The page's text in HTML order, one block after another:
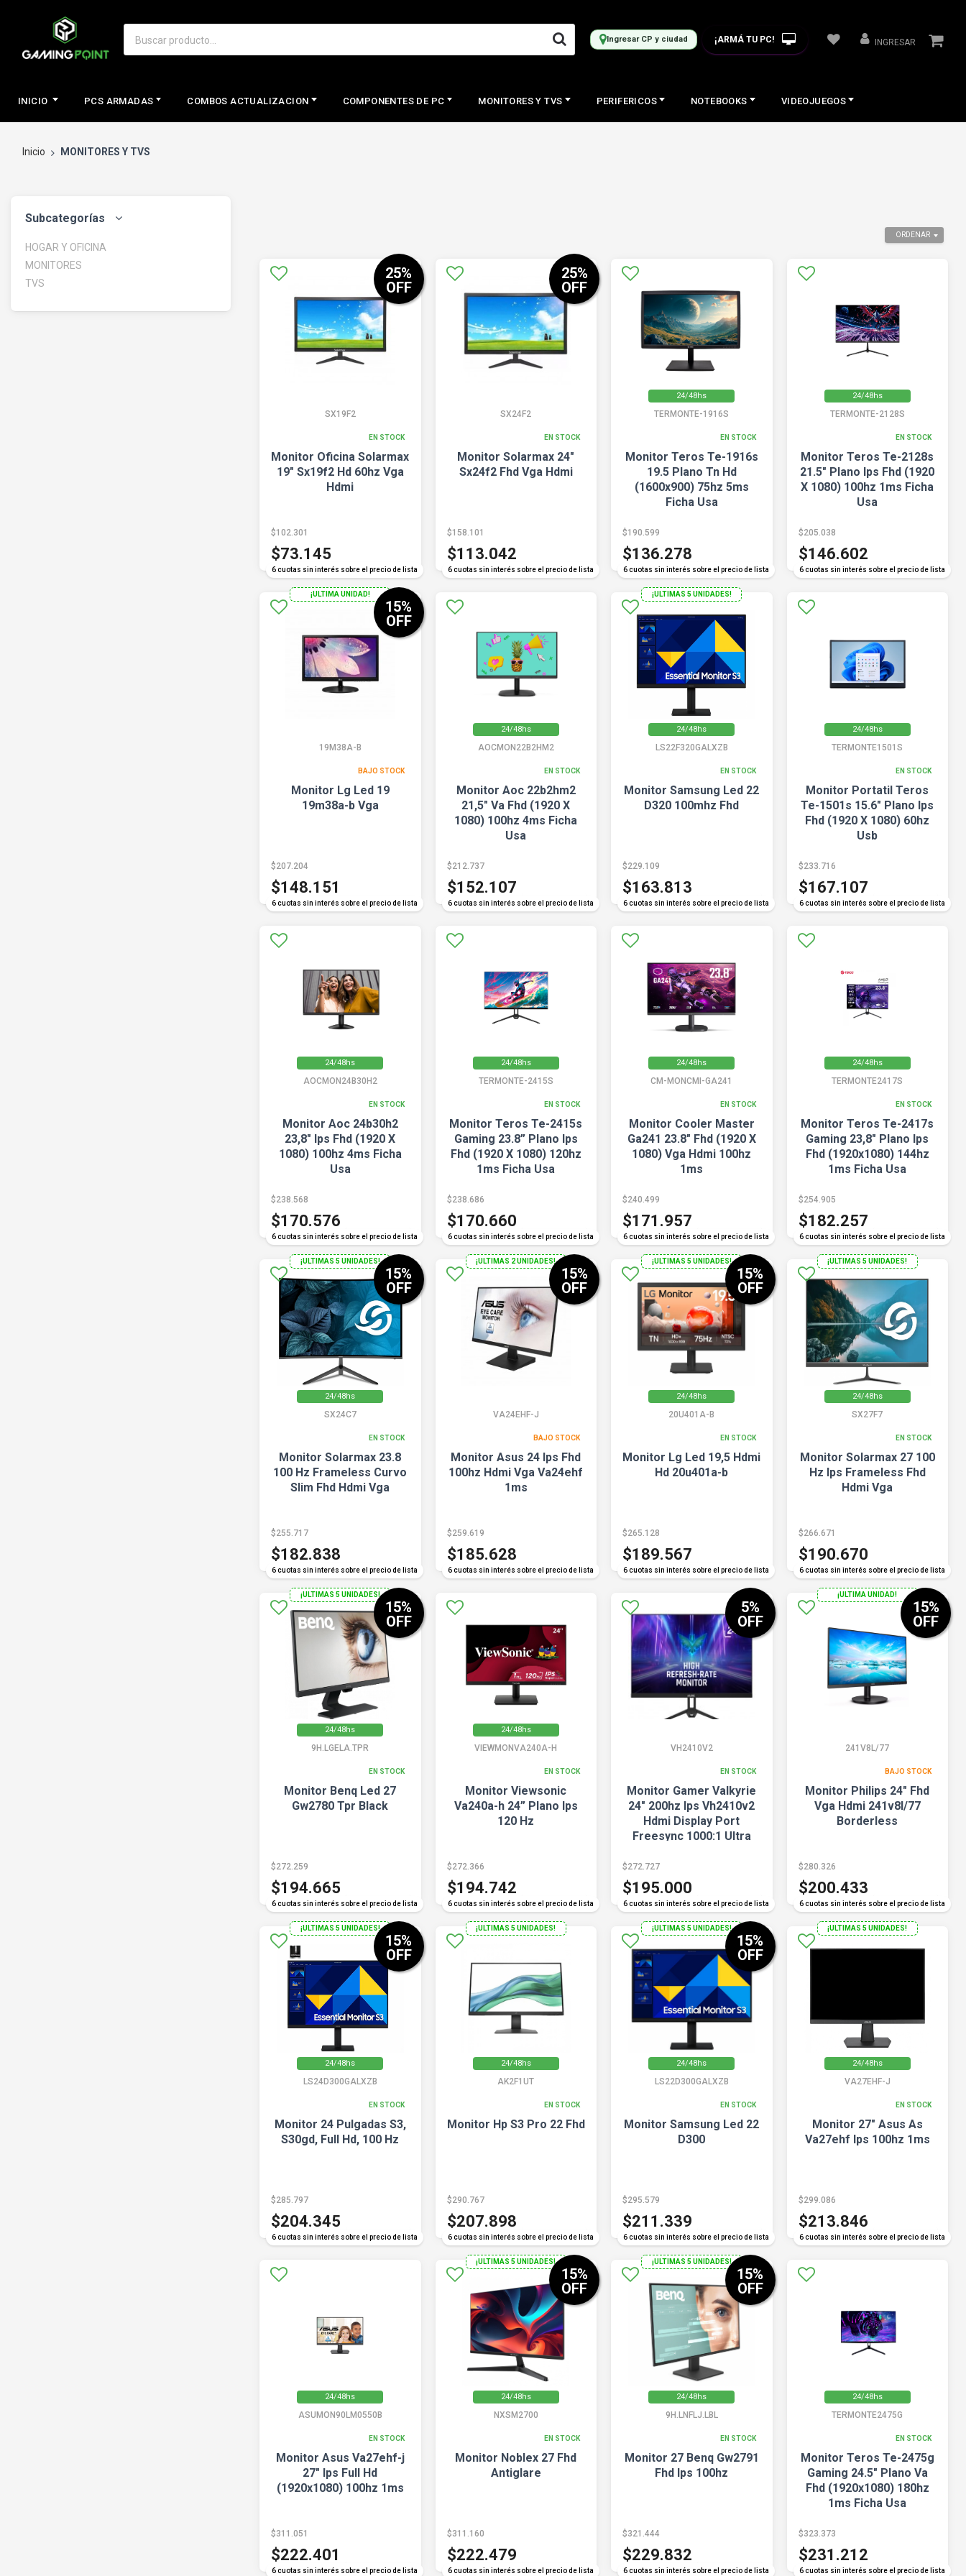
Ingresar CP y ciudad ¡ARMÁ TU PC! INGRESAR
INICIO PCS ARMADAS COMBOS ACTUALIZACION COMPONENTES DE PC MONITORES Y TVS PERIFERICOS NOTEBOOKS VIDEOJUEGOS
Inicio MONITORES Y TVS
Subcategorías
HOGAR Y OFICINA
MONITORES
TVS
ORDENAR
SX19F2
EN STOCK
Monitor Oficina Solarmax
19" Sx19f2 Hd 60hz Vga
Hdmi
6 cuotas sin interés sobre el precio de lista
25%
OFF
$102.301
$73.145
SX24F2
EN STOCK
Monitor Solarmax 24"
Sx24f2 Fhd Vga Hdmi
6 cuotas sin interés sobre el precio de lista
25%
OFF
$158.101
$113.042
24/48hs
TERMONTE-1916S
EN STOCK
Monitor Teros Te-1916s
19.5 Plano Tn Hd
(1600x900) 75hz 5ms
Ficha Usa
6 cuotas sin interés sobre el precio de lista
$190.599
$136.278
COMPARAR
24/48hs
TERMONTE-2128S
EN STOCK
Monitor Teros Te-2128s
21.5" Plano Ips Fhd (1920
X 1080) 100hz 1ms Ficha
Usa
6 cuotas sin interés sobre el precio de lista
$205.038
$146.602
COMPARAR
¡ULTIMA UNIDAD!
19M38A-B
BAJO STOCK
Monitor Lg Led 19
19m38a-b Vga
6 cuotas sin interés sobre el precio de lista
15%
OFF
$207.204
$148.151
24/48hs
AOCMON22B2HM2
EN STOCK
Monitor Aoc 22b2hm2
21,5" Va Fhd (1920 X
1080) 100hz 4ms Ficha
Usa
6 cuotas sin interés sobre el precio de lista
$212.737
$152.107
COMPARAR
24/48hs
¡ULTIMAS 5 UNIDADES!
LS22F320GALXZB
EN STOCK
Monitor Samsung Led 22
D320 100mhz Fhd
6 cuotas sin interés sobre el precio de lista
$229.109
$163.813
COMPARAR
24/48hs
TERMONTE1501S
EN STOCK
Monitor Portatil Teros
Te-1501s 15.6" Plano Ips
Fhd (1920 X 1080) 60hz
Usb
6 cuotas sin interés sobre el precio de lista
$233.716
$167.107
COMPARAR
24/48hs
AOCMON24B30H2
EN STOCK
Monitor Aoc 24b30h2
23,8" Ips Fhd (1920 X
1080) 100hz 4ms Ficha
Usa
6 cuotas sin interés sobre el precio de lista
$238.568
$170.576
COMPARAR
24/48hs
TERMONTE-2415S
EN STOCK
Monitor Teros Te-2415s
Gaming 23.8” Plano Ips
Fhd (1920 X 1080) 120hz
1ms Ficha Usa
6 cuotas sin interés sobre el precio de lista
$238.686
$170.660
COMPARAR
24/48hs
CM-MONCMI-GA241
EN STOCK
Monitor Cooler Master
Ga241 23.8" Fhd (1920 X
1080) Vga Hdmi 100hz
1ms
6 cuotas sin interés sobre el precio de lista
$240.499
$171.957
COMPARAR
24/48hs
TERMONTE2417S
EN STOCK
Monitor Teros Te-2417s
Gaming 23,8" Plano Ips
Fhd (1920x1080) 144hz
1ms Ficha Usa
6 cuotas sin interés sobre el precio de lista
$254.905
$182.257
COMPARAR
24/48hs
¡ULTIMAS 5 UNIDADES!
SX24C7
EN STOCK
Monitor Solarmax 23.8
100 Hz Frameless Curvo
Slim Fhd Hdmi Vga
6 cuotas sin interés sobre el precio de lista
15%
OFF
$255.717
$182.838
COMPARAR
¡ULTIMAS 2 UNIDADES!
VA24EHF-J
BAJO STOCK
Monitor Asus 24 Ips Fhd
100hz Hdmi Vga Va24ehf
1ms
6 cuotas sin interés sobre el precio de lista
15%
OFF
$259.619
$185.628
24/48hs
¡ULTIMAS 5 UNIDADES!
20U401A-B
EN STOCK
Monitor Lg Led 19,5 Hdmi
Hd 20u401a-b
6 cuotas sin interés sobre el precio de lista
15%
OFF
$265.128
$189.567
COMPARAR
24/48hs
¡ULTIMAS 5 UNIDADES!
SX27F7
EN STOCK
Monitor Solarmax 27 100
Hz Ips Frameless Fhd
Hdmi Vga
6 cuotas sin interés sobre el precio de lista
$266.671
$190.670
COMPARAR
24/48hs
¡ULTIMAS 5 UNIDADES!
9H.LGELA.TPR
EN STOCK
Monitor Benq Led 27
Gw2780 Tpr Black
6 cuotas sin interés sobre el precio de lista
15%
OFF
$272.259
$194.665
COMPARAR
24/48hs
VIEWMONVA240A-H
EN STOCK
Monitor Viewsonic
Va240a-h 24” Plano Ips
120 Hz
6 cuotas sin interés sobre el precio de lista
$272.366
$194.742
COMPARAR
VH2410V2
EN STOCK
Monitor Gamer Valkyrie
24" 200hz Ips Vh2410v2
Hdmi Display Port
Freesync 1000:1 Ultra
6 cuotas sin interés sobre el precio de lista
5%
OFF
$272.727
$195.000
COMPARAR
¡ULTIMA UNIDAD!
241V8L/77
BAJO STOCK
Monitor Philips 24" Fhd
Vga Hdmi 241v8l/77
Borderless
6 cuotas sin interés sobre el precio de lista
15%
OFF
$280.326
$200.433
COMPARAR
24/48hs
¡ULTIMAS 5 UNIDADES!
LS24D300GALXZB
EN STOCK
Monitor 24 Pulgadas S3,
S30gd, Full Hd, 100 Hz
6 cuotas sin interés sobre el precio de lista
15%
OFF
$285.797
$204.345
COMPARAR
24/48hs
¡ULTIMAS 5 UNIDADES!
AK2F1UT
EN STOCK
Monitor Hp S3 Pro 22 Fhd
6 cuotas sin interés sobre el precio de lista
$290.767
$207.898
COMPARAR
24/48hs
¡ULTIMAS 5 UNIDADES!
LS22D300GALXZB
EN STOCK
Monitor Samsung Led 22
D300
6 cuotas sin interés sobre el precio de lista
15%
OFF
$295.579
$211.339
COMPARAR
24/48hs
¡ULTIMAS 5 UNIDADES!
VA27EHF-J
EN STOCK
Monitor 27" Asus As
Va27ehf Ips 100hz 1ms
6 cuotas sin interés sobre el precio de lista
$299.086
$213.846
COMPARAR
24/48hs
ASUMON90LM0550B
EN STOCK
Monitor Asus Va27ehf-j
27" Ips Full Hd
(1920x1080) 100hz 1ms
6 cuotas sin interés sobre el precio de lista
$311.051
$222.401
COMPARAR
24/48hs
¡ULTIMAS 5 UNIDADES!
NXSM2700
EN STOCK
Monitor Noblex 27 Fhd
Antiglare
6 cuotas sin interés sobre el precio de lista
15%
OFF
$311.160
$222.479
COMPARAR
24/48hs
¡ULTIMAS 5 UNIDADES!
9H.LNFLJ.LBL
EN STOCK
Monitor 27 Benq Gw2791
Fhd Ips 100hz
6 cuotas sin interés sobre el precio de lista
15%
OFF
$321.444
$229.832
COMPARAR
24/48hs
TERMONTE2475G
EN STOCK
Monitor Teros Te-2475g
Gaming 24.5" Plano Va
Fhd (1920x1080) 180hz
1ms Ficha Usa
6 cuotas sin interés sobre el precio de lista
$323.373
$231.212
COMPARAR